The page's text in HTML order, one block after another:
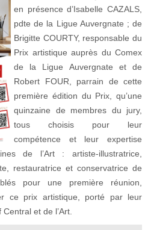
en présence d’Isabelle CAZALS,
pdte de la Ligue Auvergnate ; de
Brigitte COURTY, responsable du
Prix artistique auprès du Comex
de la Ligue Auvergnate et de
Robert FOUR, parrain de cette
première édition du Prix, qu’une
quinzaine de membres du jury,
tous choisis pour leur
compétence et leur expertise
de l’Art : artiste-illustratrice,
restauratrice et conservatrice de
pour une première réunion,
ce prix artistique, porté par leur
et de l’Art.